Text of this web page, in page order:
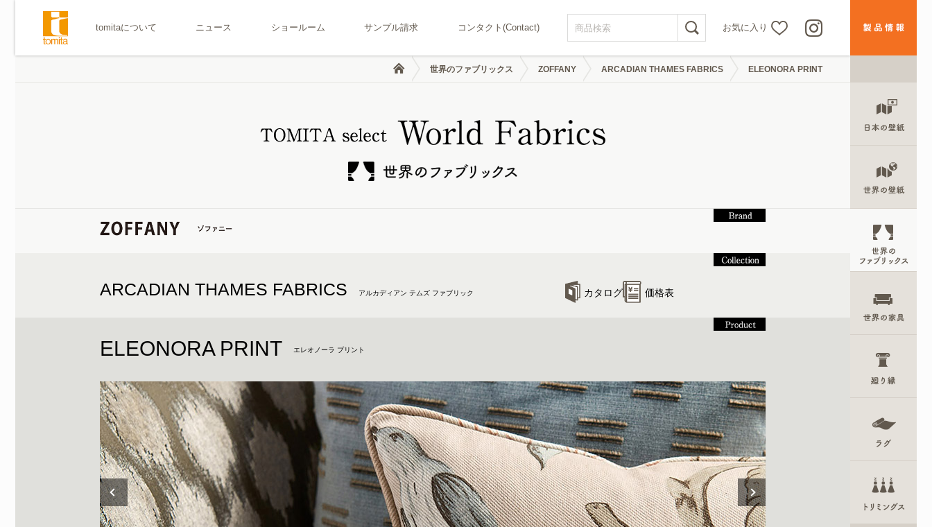
tomitaについて ニュース ショールーム サンプル請求 コンタクト(Contact) お気に入り
世界のファブリックス ZOFFANY ARCADIAN THAMES FABRICS ELEONORA PRINT
ARCADIAN THAMES FABRICS アルカディアン テムズ ファブリック カタログ 価格表
ELEONORA PRINT エレオノーラ プリント